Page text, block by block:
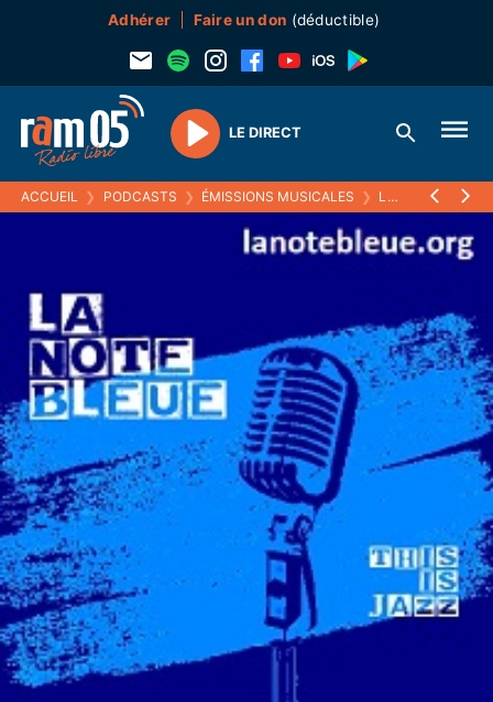
Adhérer Faire un don (déductible)
Play
LE DIRECT
ACCUEIL ❯ PODCASTS ❯ ÉMISSIONS MUSICALES ❯ LA NOTE BLEUE